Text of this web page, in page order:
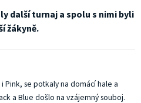
další turnaj a spolu s nimi byli
žákyně.
Pink, se potkaly na domácí hale a
a Blue došlo na vzájemný souboj.